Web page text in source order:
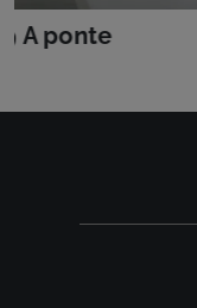
A ponte